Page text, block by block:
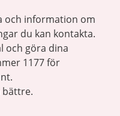
och information om
du kan kontakta.
och göra dina
1177 för
bättre.